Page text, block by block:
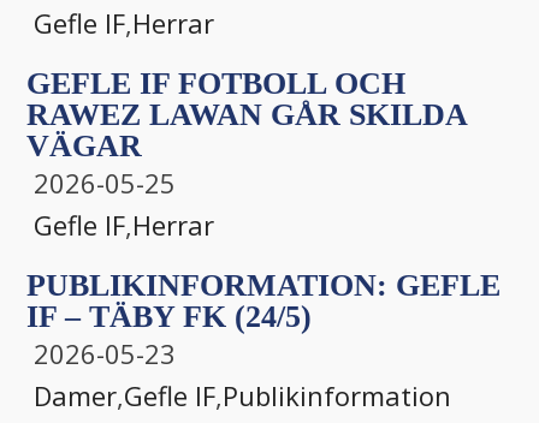
Gefle IF,Herrar
GEFLE IF FOTBOLL OCH
RAWEZ LAWAN GÅR SKILDA
VÄGAR
2026-05-25
Gefle IF,Herrar
PUBLIKINFORMATION: GEFLE
IF – TÄBY FK (24/5)
2026-05-23
Damer,Gefle IF,Publikinformation